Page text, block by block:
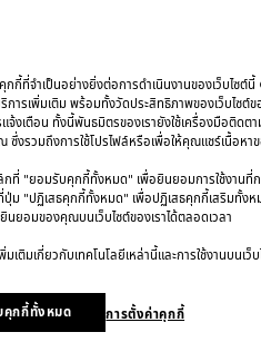
กกี้ที่จำเป็นอย่างยิ่งต่อการดำเนินงานของเว็บไซ
การเพิ่มเติม พร้อมทั้งวัดประสิทธิภาพของเว็บไซต์ข
แจ้งเตือน ทั้งนี้พันธมิตรของเรายังใช้เครื่องมือติ
ซึ่งรวมถึงการใช้โปรไฟล์หรือเพื่อให้คุณแชร์เนื้อห
ที่ "ยอมรับคุกกี้ทั้งหมด" เพื่อยินยอมการใช้งานที่
ม "ปฏิเสธคุกกี้ทั้งหมด" เพื่อปฏิเสธคุกกี้เสริมทั้งห
นยอมของคุณบนเว็บไซต์ของเราได้ตลอดเวลา
เติมเกี่ยวกับเทคโนโลยีเหล่านี้และการใช้งานบนเว็
การตั้งค่าคุกกี้
คุกกี้ทั้งหมด